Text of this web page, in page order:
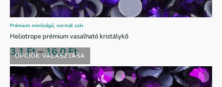
OPCIÓK VÁLASZTÁSA
Prémium minőségű, normál szín
Heliotrope prémium vasalható kristálykő
3,1Ft–16,0Ft